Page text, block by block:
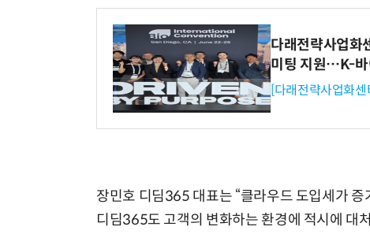
다래전략사업화
미팅 지원…K-바
[다래전략사업화
장민호 디딤365 대표는 “클라우드 도입세가
디딤365도 고객의 변화하는 환경에 적시에 대